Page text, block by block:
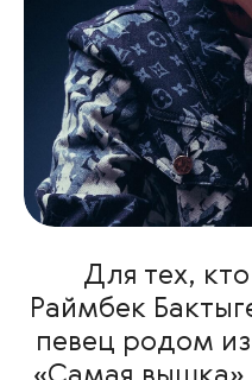
Для тех,
Раймбек
певец родом